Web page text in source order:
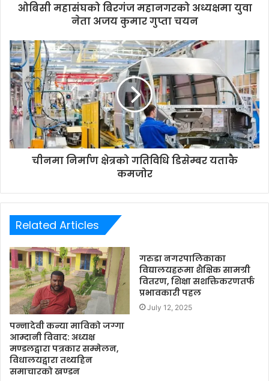
s
s
ओबिसी महासंघको बिरगंज महानगरको अध्यक्षमा युवा
नेता अजय कुमार गुप्ता चयन
चीनमा निर्माण क्षेत्रको गतिविधि डिसेम्बर यताकै
कमजोर
Related Articles
पन्नादेवी कन्या माविको जग्गा
आम्दानी विवाद: अध्यक्ष
मण्डलद्वारा पत्रकार सम्मेलन,
विधालयद्वारा तथ्यहिन
समाचारको खण्डन
गरुडा नगरपालिकाका
विद्यालयहरूमा शैक्षिक सामग्री
वितरण, शिक्षा सशक्तिकरणतर्फ
प्रभावकारी पहल
July 12, 2025